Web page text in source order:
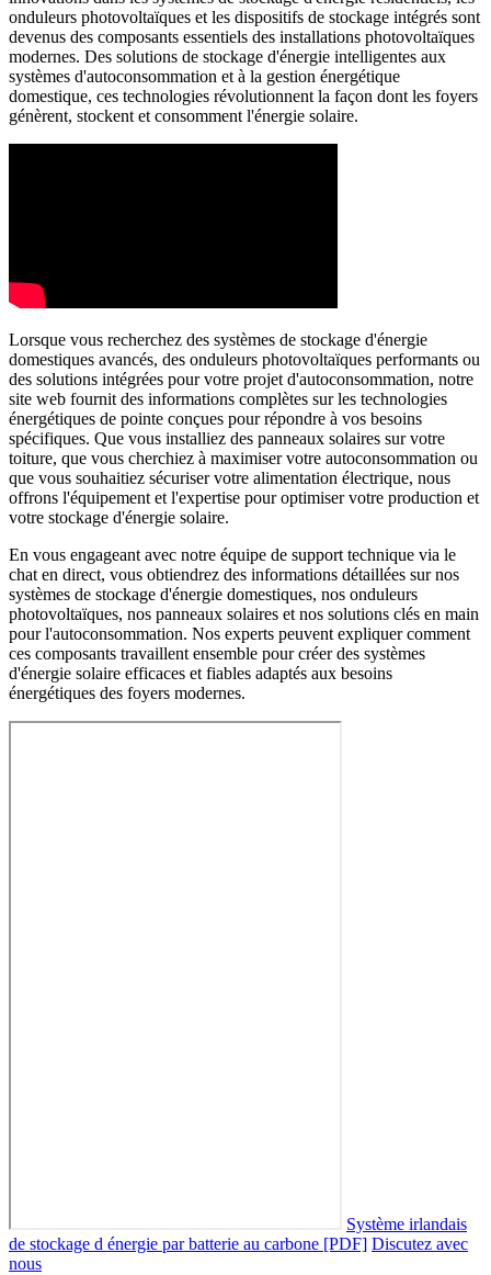
onduleurs photovoltaïques et les dispositifs de stockage intégrés sont
devenus des composants essentiels des installations photovoltaïques
modernes. Des solutions de stockage d'énergie intelligentes aux
systèmes d'autoconsommation et à la gestion énergétique
domestique, ces technologies révolutionnent la façon dont les foyers
génèrent, stockent et consomment l'énergie solaire.
Lorsque vous recherchez des systèmes de stockage d'énergie
domestiques avancés, des onduleurs photovoltaïques performants ou
des solutions intégrées pour votre projet d'autoconsommation, notre
site web fournit des informations complètes sur les technologies
énergétiques de pointe conçues pour répondre à vos besoins
spécifiques. Que vous installiez des panneaux solaires sur votre
toiture, que vous cherchiez à maximiser votre autoconsommation ou
que vous souhaitiez sécuriser votre alimentation électrique, nous
offrons l'équipement et l'expertise pour optimiser votre production et
votre stockage d'énergie solaire.
En vous engageant avec notre équipe de support technique via le
chat en direct, vous obtiendrez des informations détaillées sur nos
systèmes de stockage d'énergie domestiques, nos onduleurs
photovoltaïques, nos panneaux solaires et nos solutions clés en main
pour l'autoconsommation. Nos experts peuvent expliquer comment
ces composants travaillent ensemble pour créer des systèmes
d'énergie solaire efficaces et fiables adaptés aux besoins
énergétiques des foyers modernes.
Système irlandais
de stockage d énergie par batterie au carbone [PDF] Discutez avec
nous